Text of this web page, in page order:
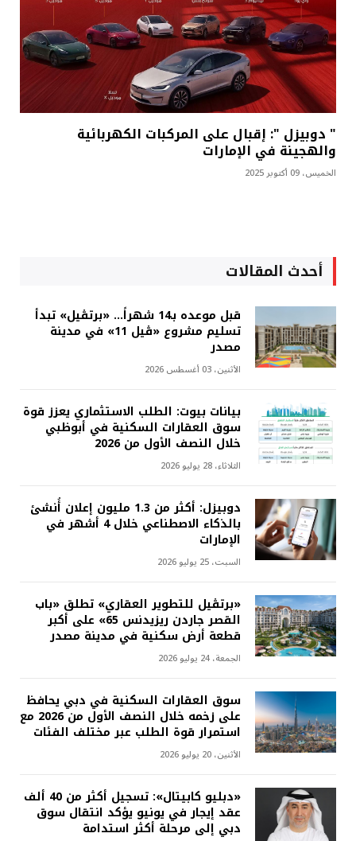
" دوبيزل ": إقبال على المركبات الكهربائية
والهجينة في الإمارات
الخميس، 09 أكتوبر 2025
أحدث المقالات
قبل موعده بـ14 شهراً... «برتڤيل» تبدأ
تسليم مشروع «ڤيل 11» في مدينة
مصدر
الأثنين، 03 أغسطس 2026
بيانات بيوت: الطلب الاستثماري يعزز قوة
سوق العقارات السكنية في أبوظبي
خلال النصف الأول من 2026
الثلاثاء، 28 يوليو 2026
دوبيزل: أكثر من 1.3 مليون إعلان أُنشئ
بالذكاء الاصطناعي خلال 4 أشهر في
الإمارات
السبت، 25 يوليو 2026
«برتڤيل للتطوير العقاري» تطلق «باب
القصر جاردن ريزيدنس 65» على أكبر
قطعة أرض سكنية في مدينة مصدر
الجمعة، 24 يوليو 2026
سوق العقارات السكنية في دبي يحافظ
على زخمه خلال النصف الأول من 2026 مع
استمرار قوة الطلب عبر مختلف الفئات
الأثنين، 20 يوليو 2026
«دبليو كابيتال»: تسجيل أكثر من 40 ألف
عقد إيجار في يونيو يؤكد انتقال سوق
دبي إلى مرحلة أكثر استدامة